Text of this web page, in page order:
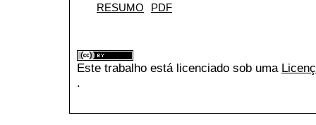
RESUMO PDF
Este trabalho está licenciado sob uma
.